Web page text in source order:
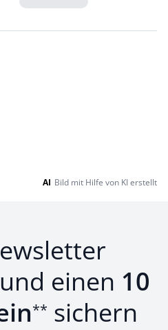
AI Bild mit Hilfe von KI erstellt
einen 10
** sichern